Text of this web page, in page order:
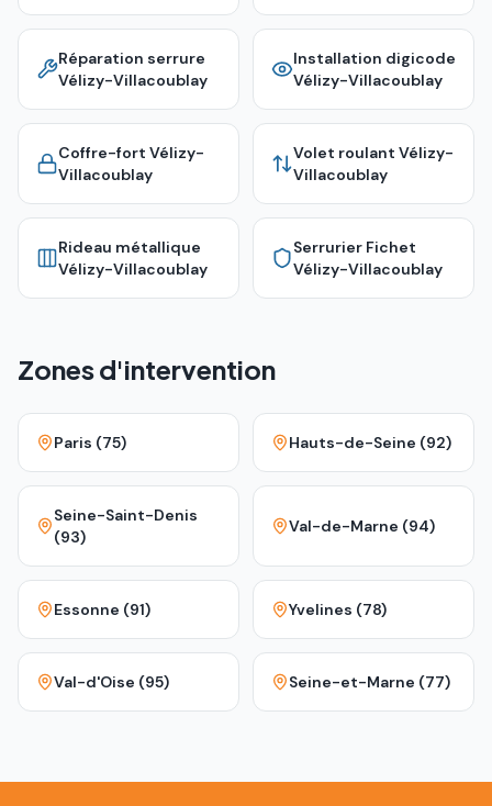
Réparation serrure
Vélizy-Villacoublay
Installation digicode
Vélizy-Villacoublay
Coffre-fort Vélizy-
Villacoublay
Volet roulant Vélizy-
Villacoublay
Rideau métallique
Vélizy-Villacoublay
Serrurier Fichet
Vélizy-Villacoublay
Zones d'intervention
Paris (75) Hauts-de-Seine (92)
Seine-Saint-Denis
(93)
Val-de-Marne (94)
Essonne (91) Yvelines (78)
Val-d'Oise (95) Seine-et-Marne (77)